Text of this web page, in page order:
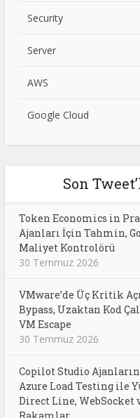
Security
Server
AWS
Google Cloud
Son
Token Economics in
Ajanları İçin Tahmin,
Maliyet Kontrolörü
30 Temmuz 2026
VMware’de Üç Kritik
Bypass, Uzaktan Kod
VM Escape
30 Temmuz 2026
Copilot Studio
Azure Load Testing ile
Direct Line, WebSocket